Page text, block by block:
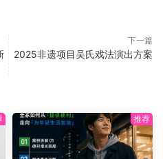
下一篇
2025非遗项目吴氏戏法演出方案